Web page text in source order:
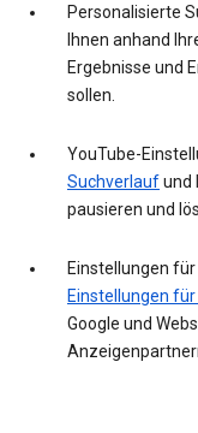
Personalisierte
Ihnen anhand
Ergebnisse und
sollen.
YouTube-
Suchverlaufund
pausieren und
Einstellungen
Einstellungen
Google und